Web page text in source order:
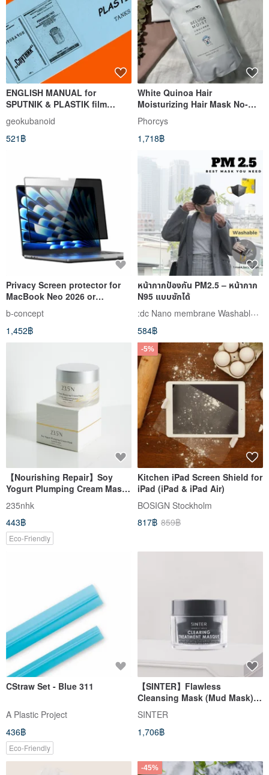
ENGLISH MANUAL for
SPUTNIK & PLASTIK film
processing tank
INSTRUCTION BOOKLET
geokubanoid
521฿
White Quinoa Hair
Moisturizing Hair Mask No-
rinse Strengthening Hair Care
Supplement Pack
Phorcys
1,718฿
Privacy Screen protector for
MacBook Neo 2026 or
Macbook Air 13.6 or 15.3
b-concept
1,452฿
หน้ากากป้องกัน PM2.5 – หน้ากาก
N95 แบบซักได้
:dc Nano membrane Washable Face Mask
584฿
【Nourishing Repair】Soy
Yogurt Plumping Cream Mask
100mL │ Hydrate. Brighten.
Replenish.
235nhk
443฿
Eco-Friendly
-5%
Kitchen iPad Screen Shield for
iPad (iPad & iPad Air)
BOSIGN Stockholm
817฿ 859฿
CStraw Set - Blue 311
A Plastic Project
436฿
Eco-Friendly
【SINTER】Flawless
Cleansing Mask (Mud Mask)
150mL
SINTER
1,706฿
-45%